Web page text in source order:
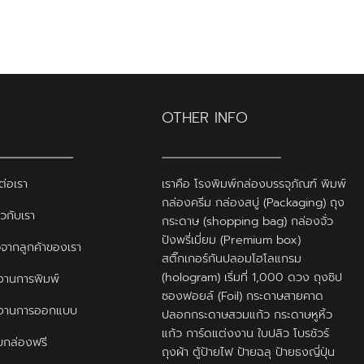
เรา
กับเรา
ากลูกค้าของเรา
านการพิมพ์
นการออกแบบ
กล่องฟรี
OTHER INFO
เราคือ โรงพิมพ์กล่องบรรจุภัณฑ์ พิมพ์
กล่องครีม กล่องสบู่ (Packaging) ถุง
กระดาษ (shopping bag) กล่องจั่ว
ปังพรี่เมี่ยม (Premium box)
สติ๊กเกอร์กันปลอมโฮโลแกรม
(hologram) เริ่มที่ 1,000 ดวง ถุงซิป
ซองฟอยล์ (Foil) กระดาษสายคาด
ปลอกกระดาษสวมแก้ว กระดาษหูหิ้ว
แก้ว การ์ดแต่งงาน ใบปลิว โบรชัวร์
ถุงผ้า ตู้ป้ายไฟ ป้ายฉลุ ป้ายธงญี่ปุ่น